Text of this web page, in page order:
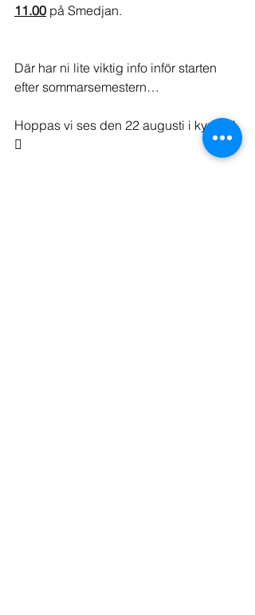
11.00 på Smedjan.
Där har ni lite viktig info inför starten
efter sommarsemestern…
Hoppas vi ses den 22 augusti i kyrkan!
